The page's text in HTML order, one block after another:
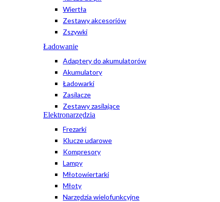
Wiertła
Zestawy akcesoriów
Zszywki
Ładowanie
Adaptery do akumulatorów
Akumulatory
Ładowarki
Zasilacze
Zestawy zasilające
Elektronarzędzia
Frezarki
Klucze udarowe
Kompresory
Lampy
Młotowiertarki
Młoty
Narzędzia wielofunkcyjne